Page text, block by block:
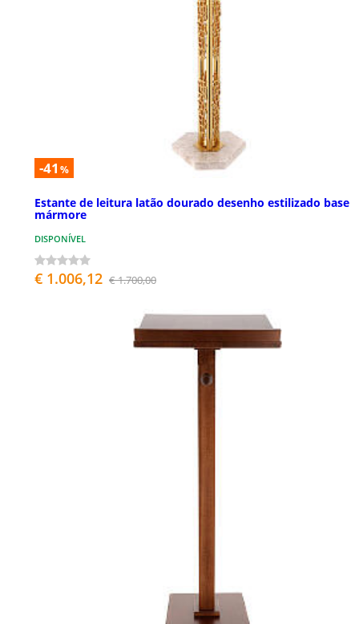
-41 %
Estante de leitura latão dourado desenho estilizado base
mármore
DISPONÍVEL
€ 1.006,12 € 1.700,00